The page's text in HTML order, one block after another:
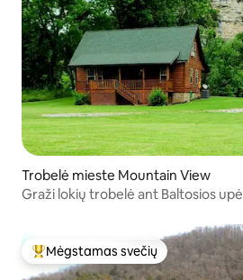
Trobelė mieste Mountain View
Graži lokių trobelė ant Baltosios
Svečių mėgstamiausias
Mėgstamas svečių